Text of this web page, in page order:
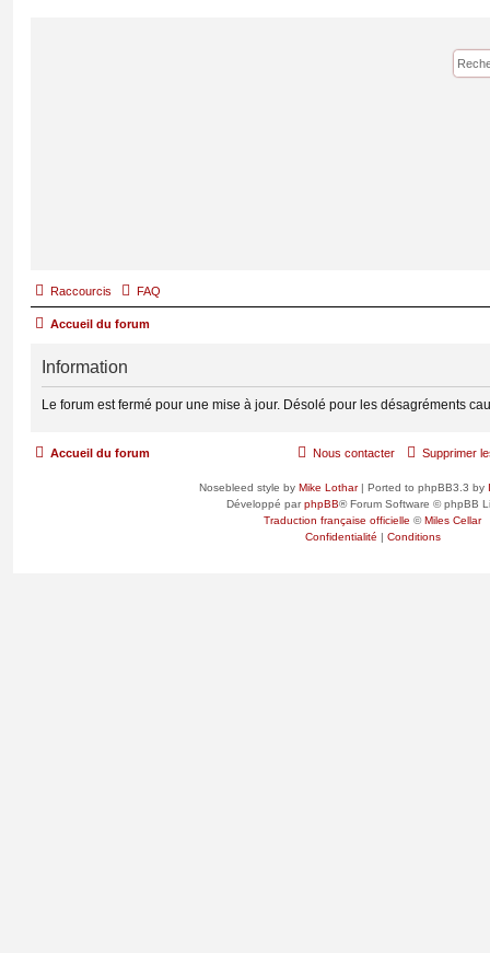
Raccourcis FAQ
Accueil du forum
Information
Le forum est fermé pour une mise à jour. Désolé pour les désagréments
Accueil du forum Supprimer
Nous contacter
Nosebleed style by Mike Lothar| Ported to phpBB3.3 by
Développé parphpBB® Forum Software © phpBB
Traduction française officielle ©Miles Cellar
Confidentialité | Conditions